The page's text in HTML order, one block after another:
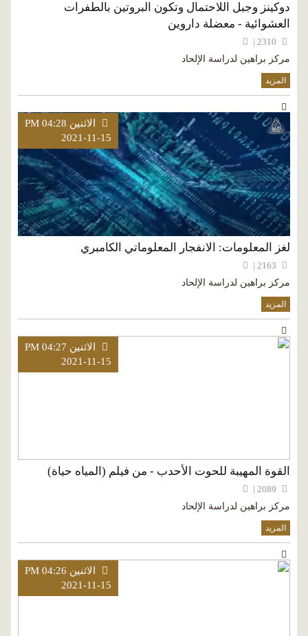
دوكينز وجبل اللاحتمال وتكون البروتين بالطفرات
العشوائية - معضلة داروين
مركز براهين لدراسة الإلحاد
المزيد
الاثنين PM 04:28
2021-11-15
لغز المعلومات: الانفجار المعلوماتي الكامبري
مركز براهين لدراسة الإلحاد
المزيد
الاثنين PM 04:27
2021-11-15
القوة المهيبة للحوت الأحدب - من فيلم (المياه حياة)
مركز براهين لدراسة الإلحاد
المزيد
الاثنين PM 04:26
2021-11-15